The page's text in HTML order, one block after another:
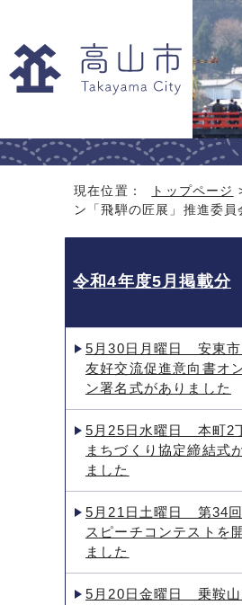
現在位置： トップページ
ン「飛騨の匠展」推進委
令和4年度5月掲載分
5月30日月曜日 安東市
友好交流促進意向書オ
ン署名式がありました
5月25日水曜日 本町2
まちづくり協定締結式
ました
5月21日土曜日 第34
スピーチコンテストを
ました
5月20日金曜日 乗鞍山